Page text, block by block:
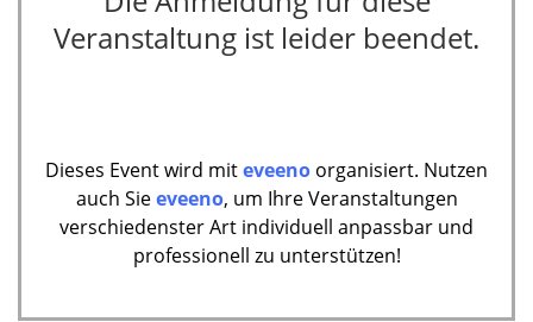
Veranstaltung ist leider beendet.
Dieses Event wird miteveeno organisiert. Nutzen
auch Sieeveeno, um Ihre Veranstaltungen
verschiedenster Art individuell anpassbar und
professionell zu unterstützen!